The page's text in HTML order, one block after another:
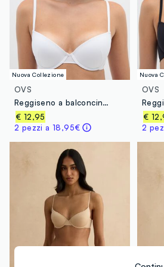
Nuova Collezione
OVS
Reggiseno a balconcino in tessuto elasticizzato bianco
€ 12,95
2 pezzi a 18,95€
Nuova
OVS
€
2